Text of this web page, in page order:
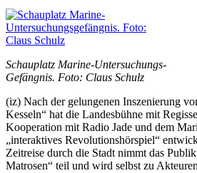
Schauplatz Marine-Untersuchungs-
Gefängnis. Foto: Claus Schulz
(iz) Nach der gelungenen Inszenierung
Kesseln“ hat die Landesbühne mit
Kooperation mit Radio Jade und dem
„interaktives Revolutionshörspiel“
Zeitreise durch die Stadt nimmt das
Matrosen“ teil und wird selbst zu